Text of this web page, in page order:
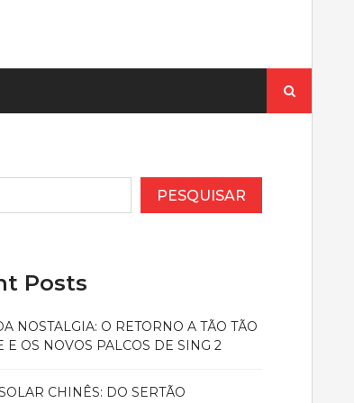
por:
PESQUISAR
Posts
NOSTALGIA: O RETORNO A TÃO TÃO
E OS NOVOS PALCOS DE SING 2
CHINÊS: DO SERTÃO